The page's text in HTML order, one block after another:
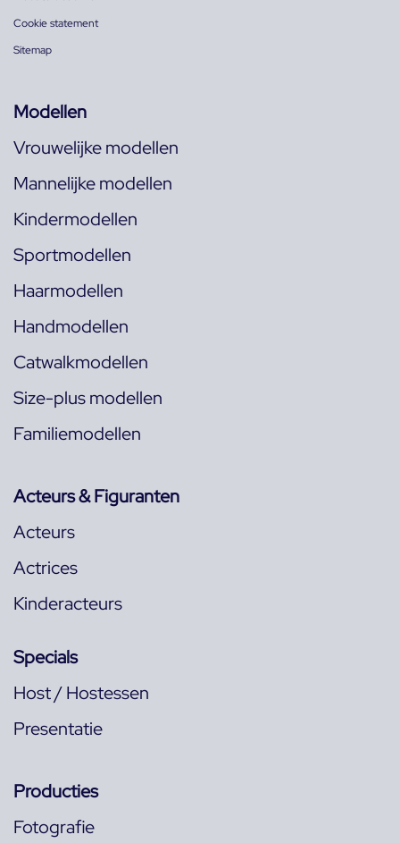
Cookie statement
Sitemap
Modellen
Vrouwelijke modellen
Mannelijke modellen
Kindermodellen
Sportmodellen
Haarmodellen
Handmodellen
Catwalkmodellen
Size-plus modellen
Familiemodellen
Acteurs & Figuranten
Acteurs
Actrices
Kinderacteurs
Specials
Host / Hostessen
Presentatie
Producties
Fotografie